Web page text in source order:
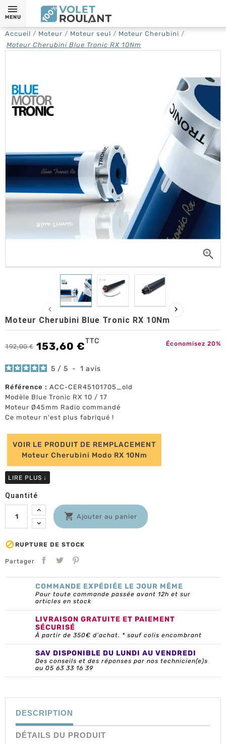
MENU
Accueil Moteur Moteur seul
Moteur Cherubini
Moteur Cherubini Blue Tronic RX 10Nm

 
Moteur Cherubini Blue Tronic RX 10Nm
192,00 € 153,60 €TTC Économisez 20%
5 / 5 - 1 avis
Référence : ACC-CER45101705_old
Modèle Blue Tronic RX 10 / 17
Moteur Ø45mm Radio commandé
Ce moteur n'est plus fabriqué !
VOIR LE PRODUIT DE REMPLACEMENT
Moteur Cherubini Modo RX 10Nm
LIRE PLUS ↓
Quantité
 Ajouter au panier
 RUPTURE DE STOCK
Partager
COMMANDE EXPÉDIÉE LE JOUR MÊME
Pour toute commande passée avant 12h et sur
articles en stock
LIVRAISON GRATUITE ET PAIEMENT
SÉCURISÉ
À partir de 350€ d’achat. * sauf colis encombrant
SAV DISPONIBLE DU LUNDI AU VENDREDI
Des conseils et des réponses par nos technicien(e)s
au 05 63 33 16 39
DESCRIPTION
DÉTAILS DU PRODUIT